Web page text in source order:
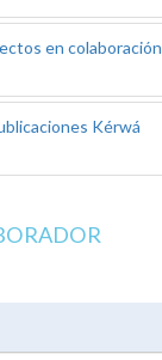
en colaboración
Kérwá